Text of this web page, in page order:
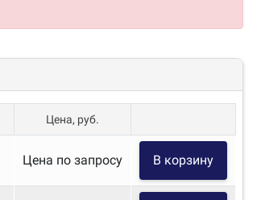
Цена, руб.
Цена по запросу В корзину